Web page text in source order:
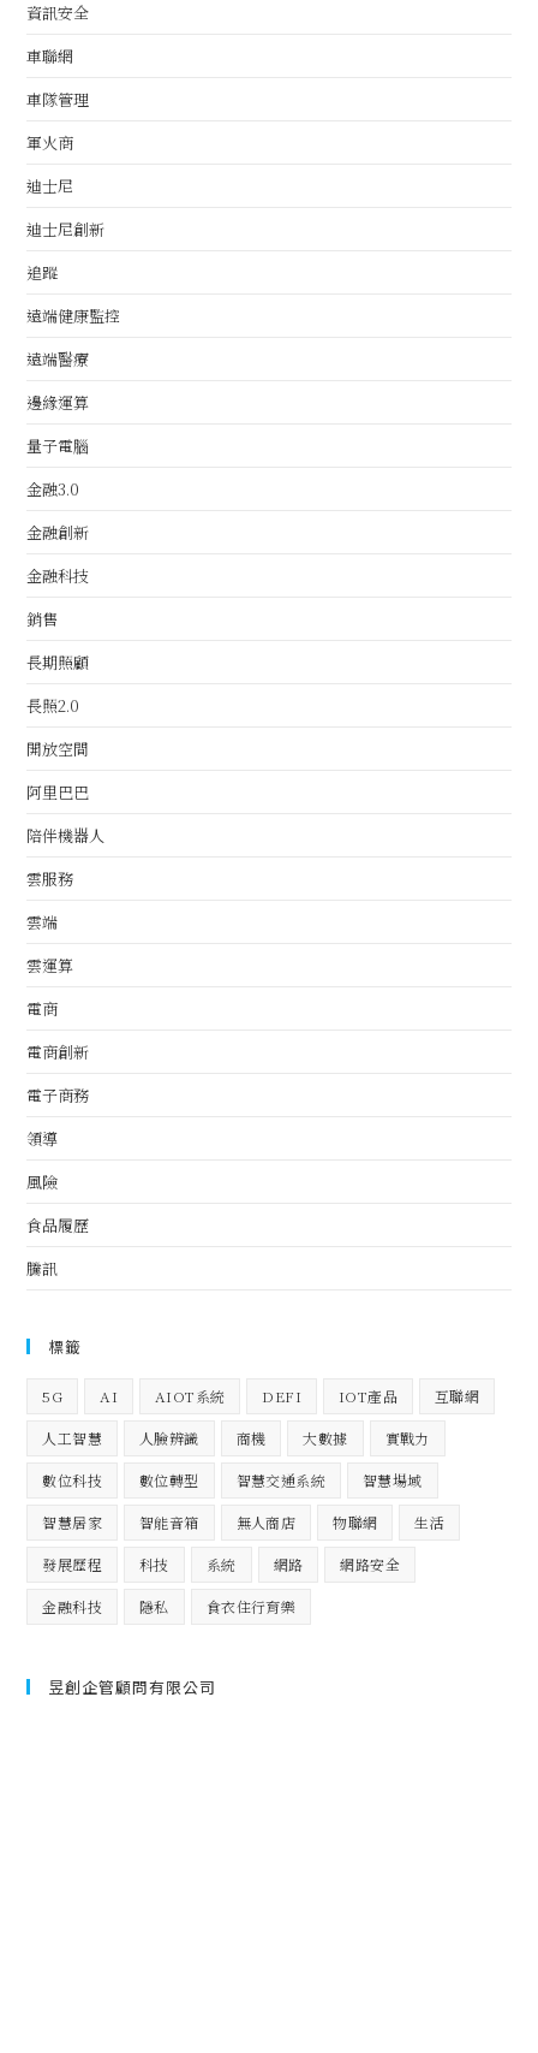
資訊安全
車聯網
車隊管理
軍火商
迪士尼
迪士尼創新
追蹤
遠端健康監控
遠端醫療
邊緣運算
量子電腦
金融3.0
金融創新
金融科技
銷售
長期照顧
長照2.0
開放空間
阿里巴巴
陪伴機器人
雲服務
雲端
雲運算
電商
電商創新
電子商務
領導
風險
食品履歷
騰訊
標籤
5G AI AIOT系統 DEFI IOT產品 互聯網
人工智慧 人臉辨識 商機 大數據 實戰力
數位科技 數位轉型 智慧交通系統 智慧場域
智慧居家 智能音箱 無人商店 物聯網 生活
發展歷程 科技 系統 網路 網路安全
金融科技 隱私 食衣住行育樂
昱創企管顧問有限公司